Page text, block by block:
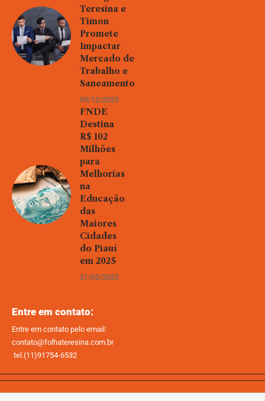
Teresina e
Timon
Promete
Impactar
Mercado de
Trabalho e
Saneamento
09/12/2025
FNDE
Destina
R$ 102
Milhões
para
Melhorias
na
Educação
das
Maiores
Cidades
do Piauí
em 2025
21/02/2025
Entre em contato:
Entre em contato pelo email:
contato@folhateresina.com.br
tel.(11)91754-6532